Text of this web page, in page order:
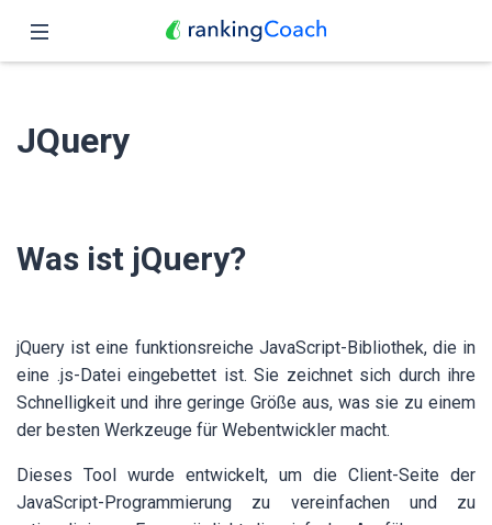
Funktionen
Partner
Deutsch
JQuery
Was ist jQuery?
jQuery ist eine funktionsreiche JavaScript-Bibliothek, die in
eine .js-Datei eingebettet ist. Sie zeichnet sich durch ihre
Schnelligkeit und ihre geringe Größe aus, was sie zu einem
der besten Werkzeuge für Webentwickler macht.
Dieses Tool wurde entwickelt, um die Client-Seite der
JavaScript-Programmierung zu vereinfachen und zu